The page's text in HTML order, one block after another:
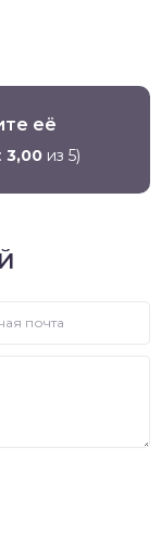
её
3,00 из 5)